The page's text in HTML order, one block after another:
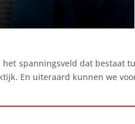
spanningsveld dat bestaat
En uiteraard kunnen we